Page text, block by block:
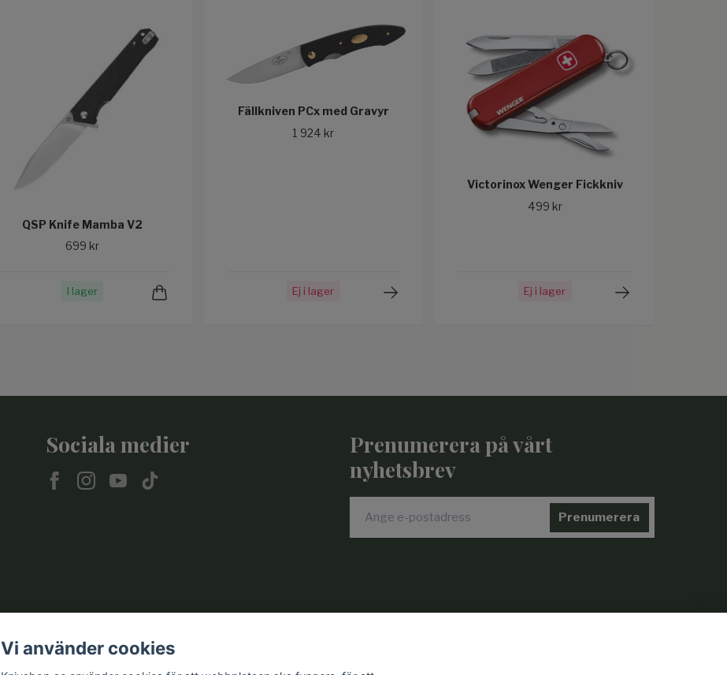
QSP Knife Mamba V2
699 kr
I lager
Fällkniven PCx med Gravyr
1 924 kr
Ej i lager
Victorinox Wenger Fickkniv
499 kr
Ej i lager
Sociala medier
Prenumerera på vårt
nyhetsbrev
Prenumerera
Vi använder cookies